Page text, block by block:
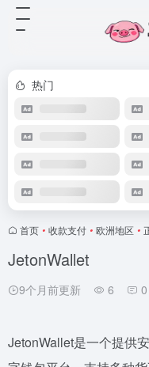
热门
首页 • 收款支付 • 欧洲地区 •
JetonWallet
9个月前更新 6 0
JetonWallet是一个提供